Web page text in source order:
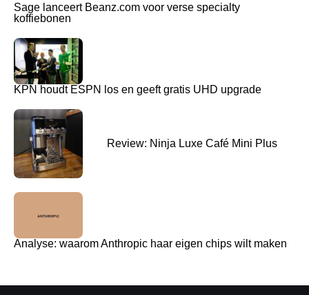
Sage lanceert Beanz.com voor verse specialty
koffiebonen
KPN houdt ESPN los en geeft gratis UHD upgrade
Review: Ninja Luxe Café Mini Plus
Analyse: waarom Anthropic haar eigen chips wilt maken